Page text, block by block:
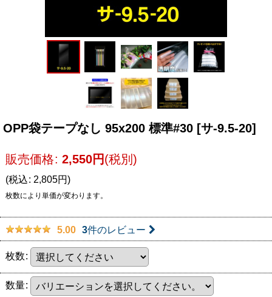
OPP袋テープなし 95x200 標準#30 [サ-9.5-20]
販売価格: 2,550円(税別)
(税込: 2,805円)
枚数により単価が変わります。
5.00 3件のレビュー
枚数:
数量: